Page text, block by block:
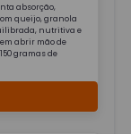
absorção,
queijo, granola
nutritiva e
abrir mão de
gramas de